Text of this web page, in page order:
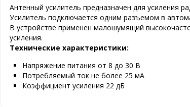
Антенный усилитель предназначен для усиления
Усилитель подключается одним разъемом в
В устройстве применен малошумящий
усиления.
Технические характеристики:
Напряжение питания от 8 до 30 В
Потребляемый ток не более 25 мА
Коэффициент усиления 22 дБ